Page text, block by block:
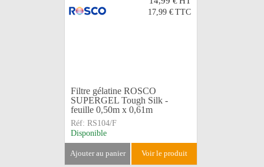
17,99 € TTC
Filtre gélatine ROSCO
SUPERGEL Tough Silk -
feuille 0,50m x 0,61m
Réf: RS104/F
Disponible
ajouter au panier voir le produit